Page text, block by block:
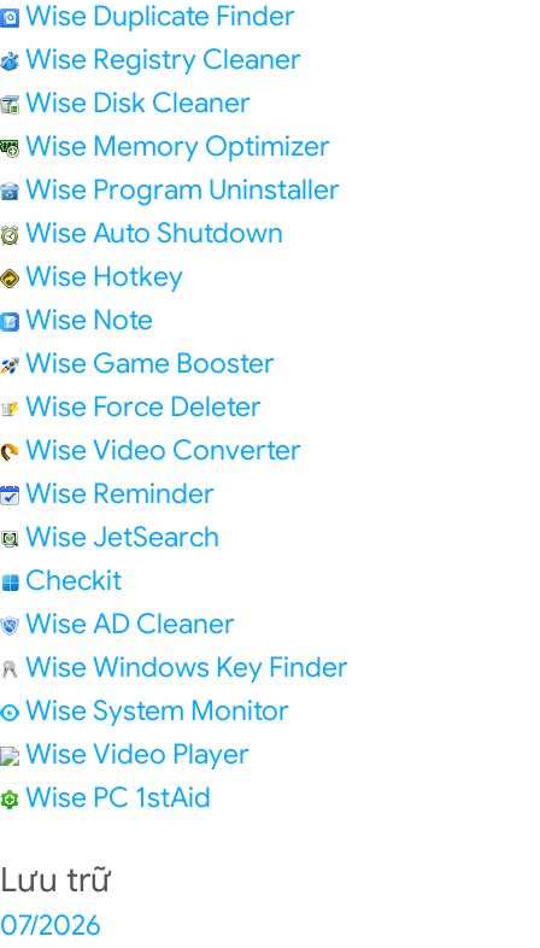
Wise Duplicate Finder
Wise Registry Cleaner
Wise Disk Cleaner
Wise Memory Optimizer
Wise Program Uninstaller
Wise Auto Shutdown
Wise Hotkey
Wise Note
Wise Game Booster
Wise Force Deleter
Wise Video Converter
Wise Reminder
Wise JetSearch
Checkit
Wise AD Cleaner
Wise Windows Key Finder
Wise System Monitor
Wise Video Player
Wise PC 1stAid
Lưu trữ
07/2026